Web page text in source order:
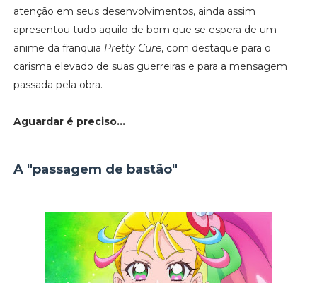
atenção em seus desenvolvimentos, ainda assim
apresentou tudo aquilo de bom que se espera de um
anime da franquia Pretty Cure, com destaque para o
carisma elevado de suas guerreiras e para a mensagem
passada pela obra.
Aguardar é preciso...
A "passagem de bastão"